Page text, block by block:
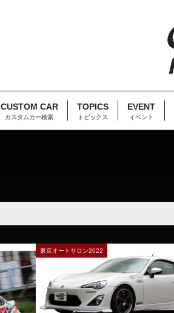
CUSTOM CAR
カスタムカー検索
TOPICS
トピックス
EVENT
イベント
東京オートサロン2022